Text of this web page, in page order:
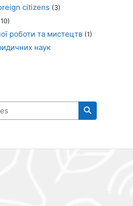
citizens (3)
роботи та мистецтв(1)
наук
Search